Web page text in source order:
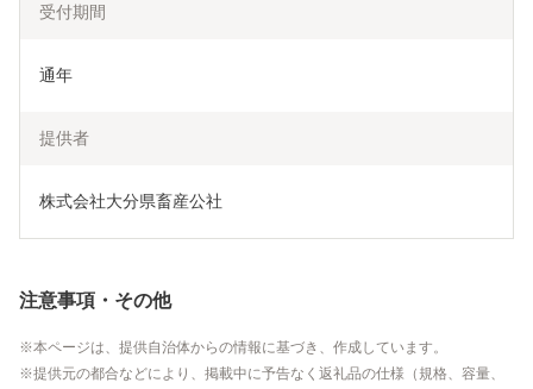
受付期間
通年
提供者
株式会社大分県畜産公社
注意事項・その他
本ページは、提供自治体からの情報に基づき、作成しています。
提供元の都合などにより、掲載中に予告なく返礼品の仕様（規格、容量、